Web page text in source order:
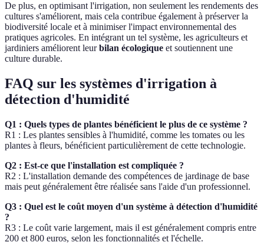
De plus, en optimisant l'irrigation, non seulement les rendements des
cultures s'améliorent, mais cela contribue également à préserver la
biodiversité locale et à minimiser l'impact environnemental des
pratiques agricoles. En intégrant un tel système, les agriculteurs et
jardiniers améliorent leurbilan écologique et soutiennent une
culture durable.
FAQ sur les systèmes d'irrigation à
détection d'humidité
Q1 : Quels types de plantes bénéficient le plus de ce système ?
R1 : Les plantes sensibles à l'humidité, comme les tomates ou les
plantes à fleurs, bénéficient particulièrement de cette technologie.
Q2 : Est-ce que l'installation est compliquée ?
R2 : L'installation demande des compétences de jardinage de base
mais peut généralement être réalisée sans l'aide d'un professionnel.
Q3 : Quel est le coût moyen d'un système à détection d'humidité
?
R3 : Le coût varie largement, mais il est généralement compris entre
200 et 800 euros, selon les fonctionnalités et l'échelle.